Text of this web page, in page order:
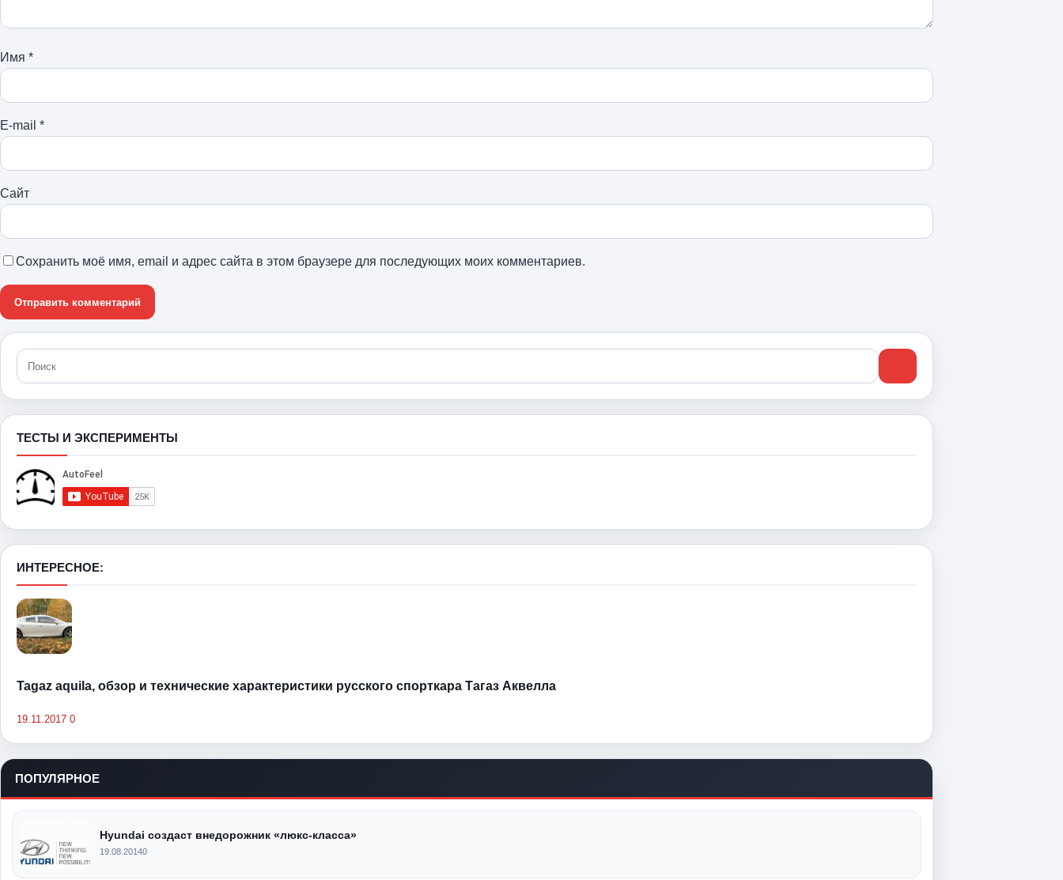
Имя *
E-mail *
Сайт
Сохранить моё имя, email и адрес сайта в этом браузере для последующих моих комментариев.
ТЕСТЫ И ЭКСПЕРИМЕНТЫ
ИНТЕРЕСНОЕ:
Tagaz aquila, обзор и технические характеристики русского спорткара Тагаз Аквелла
19.11.2017 0
ПОПУЛЯРНОЕ
Hyundai создаст внедорожник «люкс-класса»
19.08.20140